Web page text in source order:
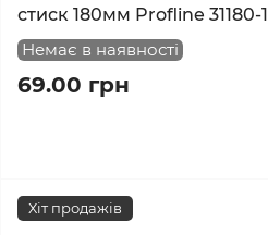
стиск 180мм Profline 31180-1
Немає в наявності
69.00 грн
Хіт продажів